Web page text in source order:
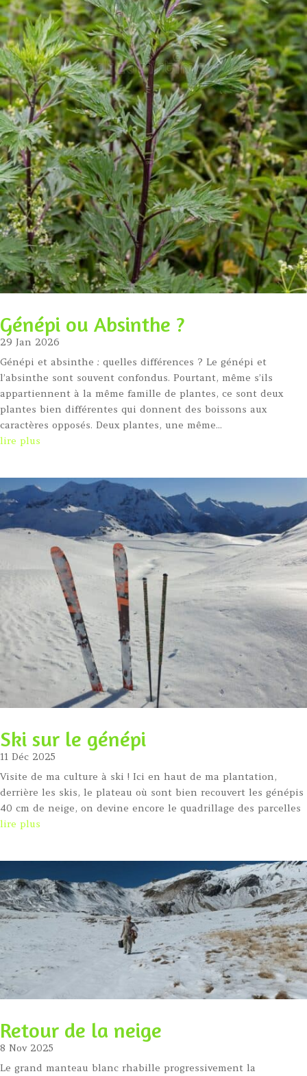
Génépi ou Absinthe ?
29 Jan 2026
Génépi et absinthe : quelles différences ? Le génépi et
l’absinthe sont souvent confondus. Pourtant, même s’ils
appartiennent à la même famille de plantes, ce sont deux
plantes bien différentes qui donnent des boissons aux
caractères opposés. Deux plantes, une même...
lire plus
Ski sur le génépi
11 Déc 2025
Visite de ma culture à ski ! Ici en haut de ma plantation,
derrière les skis, le plateau où sont bien recouvert les génépis
40 cm de neige, on devine encore le quadrillage des parcelles
lire plus
Retour de la neige
8 Nov 2025
Le grand manteau blanc rhabille progressivement la